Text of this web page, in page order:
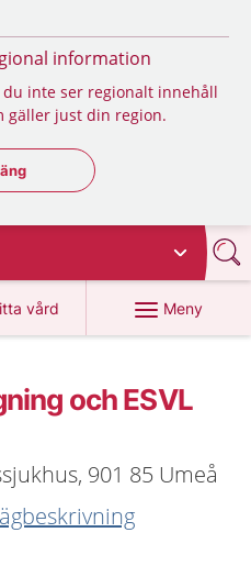
information
inte ser regionalt innehåll
gäller just din region.
regionsväljaren
vård
på 1177.se
Meny
och ESVL
901 85 Umeå